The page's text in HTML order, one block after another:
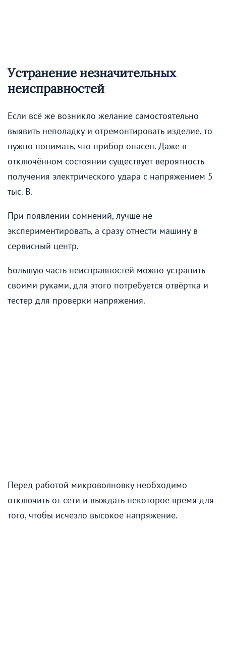
Устранение незначительных
неисправностей
Если всё же возникло желание самостоятельно
выявить неполадку и отремонтировать изделие, то
нужно понимать, что прибор опасен. Даже в
отключённом состоянии существует вероятность
получения электрического удара с напряжением 5
тыс. В.
При появлении сомнений, лучше не
экспериментировать, а сразу отнести машину в
сервисный центр.
Большую часть неисправностей можно устранить
своими руками, для этого потребуется отвёртка и
тестер для проверки напряжения.
Перед работой микроволновку необходимо
отключить от сети и выждать некоторое время для
того, чтобы исчезло высокое напряжение.